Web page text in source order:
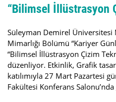
“Bilimsel İllüstrasyon
Süleyman Demirel Üniversitesi
Mimarlığı Bölümü “Kariyer
“Bilimsel İllüstrasyon Çizim
düzenliyor. Etkinlik, Grafik
katılımıyla 27 Mart Pazartesi
Fakültesi Konferans